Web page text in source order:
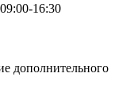
16:30
дополнительного